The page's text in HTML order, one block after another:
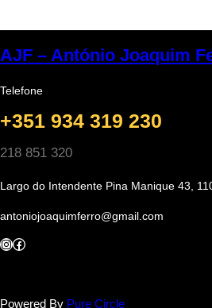
AJF – António Joaquim
Telefone
+351 934 319 230
218 851 320
Largo do Intendente Pina Manique 43,
antoniojoaquimferro@gmail.com
InstagramFacebook
Powered By Pure Circle